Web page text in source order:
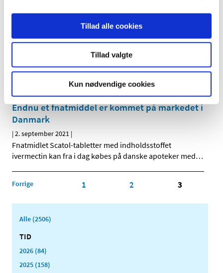
Tillad alle cookies
Tillad valgte
Kun nødvendige cookies
Status på behandlede indberetninger om
formodede bivirkninger ved Comirnaty
(Pfizer/BioNTech), uge 35
Lægemiddelstyrelsen har behandlet i alt 8.655
indberetninger om formodede bivirkninger ved
Endnu et fnatmiddel er kommet på markedet i
Danmark
| 2. september 2021 |
Fnatmidlet Scatol-tabletter med indholdsstoffet
ivermectin kan fra i dag købes på danske apoteker med…
Forrige 1 2 3
Alle (2506)
TID
2026 (84)
2025 (158)